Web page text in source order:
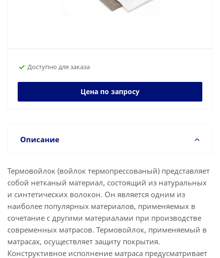
Доступно для заказа
Цена по запросу
Описание
Термовойлок (войлок термопрессованый) представляет
собой нетканый материал, состоящий из натуральных
и синтетических волокон. Он является одним из
наиболее популярных материалов, применяемых в
сочетание с другими материалами при производстве
современных матрасов. Термовойлок, применяемый в
матрасах, осуществляет защиту покрытия.
Конструктивное исполнение матраса предусматривает